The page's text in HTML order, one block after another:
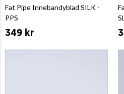
Fat Pipe Innebandyblad SILK -
PPS
349 kr